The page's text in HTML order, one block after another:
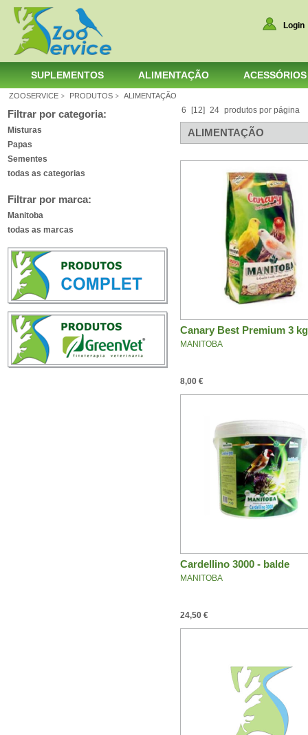
Login
SUPLEMENTOS ALIMENTAÇÃO ACESSÓRIOS
ZOOSERVICE > PRODUTOS > ALIMENTAÇÃO
Filtrar por categoria:
Misturas
Papas
Sementes
todas as categorias
Filtrar por marca:
Manitoba
todas as marcas
6 [12] 24 produtos por página
ALIMENTAÇÃO
Canary Best Premium 3 kg
MANITOBA
8,00 €
Cardellino 3000 - balde
5kg
MANITOBA
24,50 €